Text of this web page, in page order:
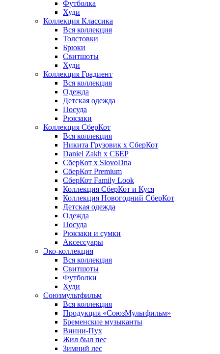
Футболка
Худи
Коллекция Классика
Вся коллекция
Толстовки
Брюки
Свитшоты
Худи
Коллекция Градиент
Вся коллекция
Одежда
Детская одежда
Посуда
Рюкзаки
Коллекция СберКот
Вся коллекция
Никита Грузовик х СберКот
Daniel Zakh x СБЕР
СберКот x SlovoDna
СберКот Premium
СберКот Family Look
Коллекция СберКот и Куся
Коллекция Новогодний СберКот
Детская одежда
Одежда
Посуда
Рюкзаки и сумки
Аксессуары
Эко-коллекция
Вся коллекция
Свитшоты
Футболки
Худи
Союзмультфильм
Вся коллекция
Продукция «СоюзМультфильм»
Бременские музыканты
Винни-Пух
Жил был пес
Зимний лес